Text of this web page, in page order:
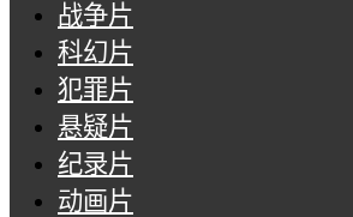
战争片
科幻片
犯罪片
悬疑片
纪录片
动画片